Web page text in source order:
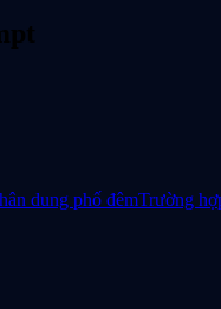
dung phố đêmTrường